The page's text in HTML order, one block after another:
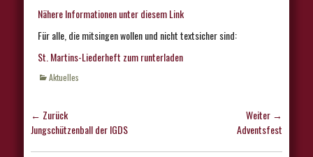
Nähere Informationen unter diesem Link
Für alle, die mitsingen wollen und nicht textsicher sind:
St. Martins-Liederheft zum runterladen
Kategorien
Aktuelles
Beitragsnavigation
← Zurück
Vorhergehender
Jungschützenball der IGDS
Weiter →
Adventsfest